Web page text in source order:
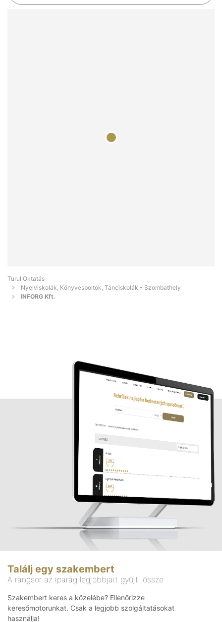
Turul Oktatás
Nyelviskolák, Könyvesboltok, Tánciskolák - Szombathely
INFORG Kft.
Találj egy szakembert
A rangsor az iparág legjobbjait gyűjti össze
Szakembert keres a közelébe? Ellenőrizze
keresőmotorunkat. Csak a legjobb szolgáltatásokat
használja!